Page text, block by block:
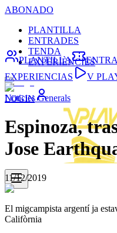
ABONADO
PLANTILLA
ENTRADES
TENDA
EXPERIÈNCIES
LOGIN
PLANTILLA
EXPERIENCIAS
V
Noticies Generals
Espinoza,
Jose
11/12/2019
El migcampista argentí ja
Califòrnia